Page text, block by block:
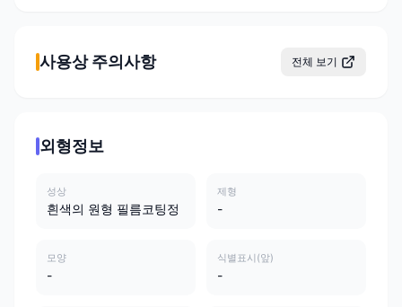
사용상 주의사항 전체 보기
외형정보
성상
흰색의 원형 필름코팅정
제형
-
모양
-
식별표시(앞)
-